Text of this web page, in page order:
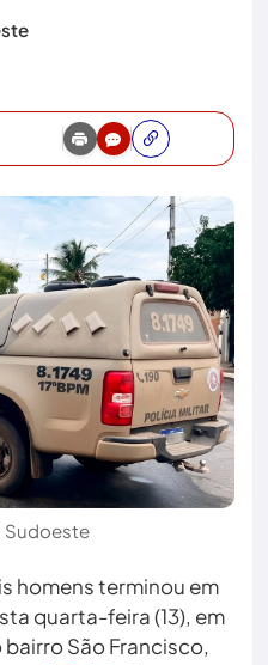
Sudoeste
homens terminou em
quarta-feira (13), em
São Francisco,